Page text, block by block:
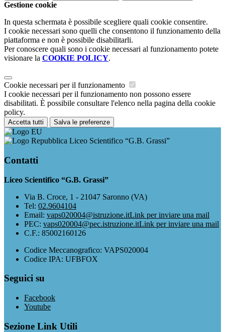
Gestione cookie
In questa schermata è possibile scegliere quali cookie consentire.
I cookie necessari sono quelli che consentono il funzionamento della
piattaforma e non è possibile disabilitarli.
Per conoscere quali sono i cookie necessari al funzionamento potete
visionare la COOKIE POLICY.
Cookie necessari per il funzionamento
I cookie necessari per il funzionamento non possono essere
disabilitati. È possibile consultare l'elenco nella pagina della cookie
policy.
Accetta tutti Salva le preferenze
Liceo Scientifico “G.B. Grassi”
Contatti
Liceo Scientifico “G.B. Grassi”
Via B. Croce, 1 - 21047 Saronno (VA)
Tel: 02.9604104
Email: vaps020004@istruzione.itLink per inviare una mail
PEC: vaps020004@pec.istruzione.itLink per inviare una mail
C.F.: 85002160126
Codice Meccanografico: VAPS020004
Codice IPA: UFBFOX
Seguici su
Facebook
Youtube
Sezione Link Utili